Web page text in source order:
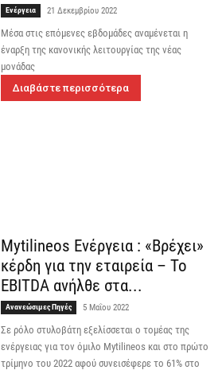
Ενέργεια 21 Δεκεμβρίου 2022
Μέσα στις επόμενες εβδομάδες αναμένεται η
έναρξη της κανονικής λειτουργίας της νέας
μονάδας
Διαβάστε περισσότερα
Mytilineos Ενέργεια : «Βρέχει»
κέρδη για την εταιρεία – Το
EBITDA ανήλθε στα...
Ανανεώσιμες Πηγές 5 Μαΐου 2022
Σε ρόλο στυλοβάτη εξελίσσεται ο τομέας της
ενέργειας για τον όμιλο Mytilineos και στο πρώτο
τρίμηνο του 2022 αφού συνεισέφερε το 61% στο